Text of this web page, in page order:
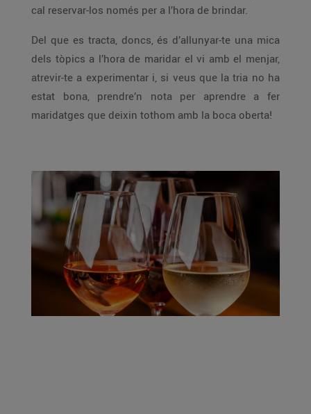
cal reservar-los només per a l’hora de brindar.
Del que es tracta, doncs, és d’allunyar-te una mica
dels tòpics a l’hora de maridar el vi amb el menjar,
atrevir-te a experimentar i, si veus que la tria no ha
estat bona, prendre’n nota per aprendre a fer
maridatges que deixin tothom amb la boca oberta!